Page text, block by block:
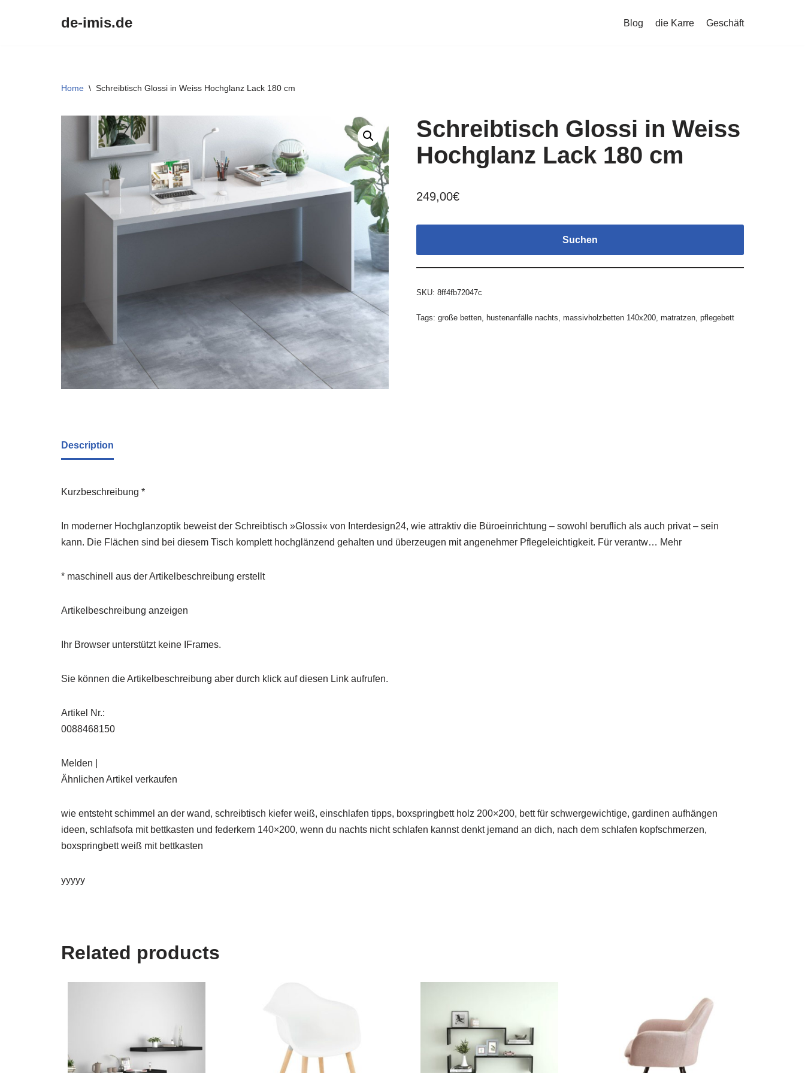
de-imis.de Blog die Karre Geschäft
Home \ Schreibtisch Glossi in Weiss Hochglanz Lack 180 cm
Schreibtisch Glossi in Weiss
Hochglanz Lack 180 cm
249,00€
Suchen
SKU: 8ff4fb72047c
Tags: große betten, hustenanfälle nachts, massivholzbetten 140x200, matratzen, pflegebett
Description
Kurzbeschreibung *
In moderner Hochglanzoptik beweist der Schreibtisch »Glossi« von Interdesign24, wie attraktiv die Büroeinrichtung – sowohl beruflich als auch privat – sein
kann. Die Flächen sind bei diesem Tisch komplett hochglänzend gehalten und überzeugen mit angenehmer Pflegeleichtigkeit. Für verantw… Mehr
* maschinell aus der Artikelbeschreibung erstellt
Artikelbeschreibung anzeigen
Ihr Browser unterstützt keine IFrames.
Sie können die Artikelbeschreibung aber durch klick auf diesen Link aufrufen.
Artikel Nr.:
0088468150
Melden |
Ähnlichen Artikel verkaufen
wie entsteht schimmel an der wand, schreibtisch kiefer weiß, einschlafen tipps, boxspringbett holz 200×200, bett für schwergewichtige, gardinen aufhängen
ideen, schlafsofa mit bettkasten und federkern 140×200, wenn du nachts nicht schlafen kannst denkt jemand an dich, nach dem schlafen kopfschmerzen,
boxspringbett weiß mit bettkasten
yyyyy
Related products